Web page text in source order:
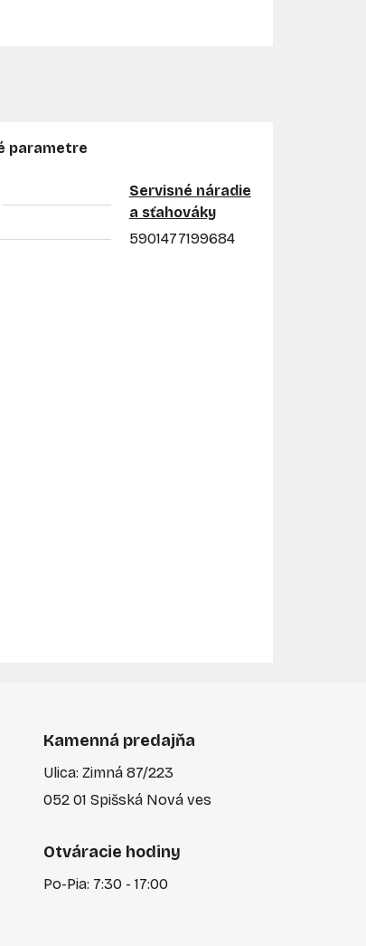
parametre
Servisné náradie
a sťahováky
5901477199684
Kamenná predajňa
Ulica: Zimná 87/223
052 01 Spišská Nová ves
Otváracie hodiny
Po-Pia: 7:30 - 17:00